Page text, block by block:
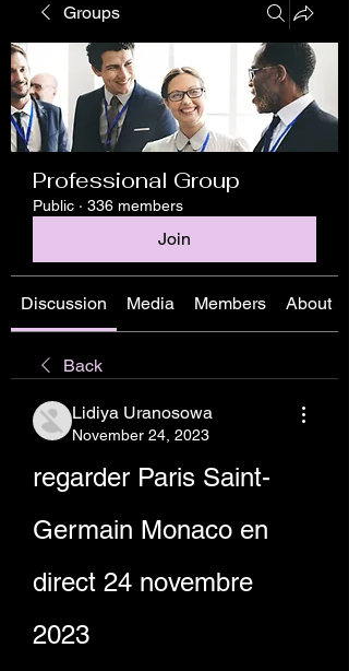
Groups
Professional Group
Public · 336 members
Join
Discussion Media Members About
Back
Lidiya Uranosowa
November 24, 2023
regarder Paris Saint-
Germain Monaco en
direct 24 novembre
2023